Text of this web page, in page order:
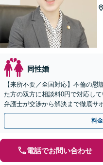
同性婚
【来所不要／全国対応】不倫の
た方の双方に相談料0円で対応し
弁護士が交渉から解決まで徹底サ
手金の返還保証もありますので安
料
電話でお問い合わせ